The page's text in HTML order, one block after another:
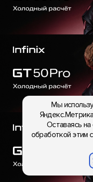
Мы
Оставаясь на
обработкой этим